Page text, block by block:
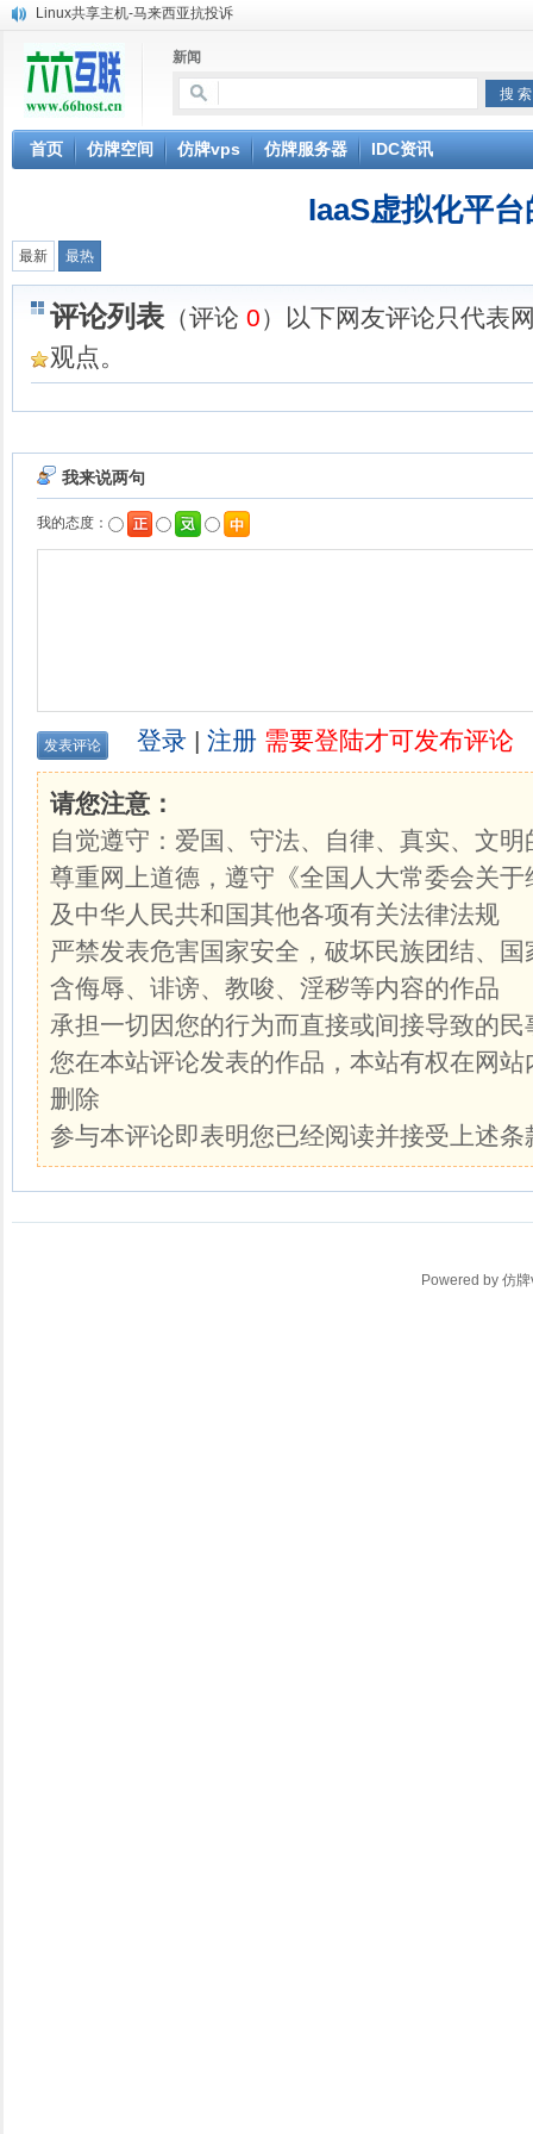
Linux共享主机-马来西亚抗投诉
仿牌VPS价格
仿牌服务器价格
Linux共享主机-荷兰仿牌空间
Linux共享主机-俄罗斯仿牌空间
美国VPS-仿牌外贸VPS抗投诉VPS独立服务器-linux系统,稳定SSD硬盘
美国仿牌VPS服务器magento虚拟主机网站空间外贸防投诉zencart
XEN平台美国仿牌VPS抗投诉VPS外贸zencart,magento-linux系统
美国荷兰抗投诉空间 仿牌空间 仿牌主机 不限品牌 仿牌VPS 服
新闻
首页 仿牌空间 仿牌vps 仿牌服务器 IDC资讯
IaaS虚拟化平
最新 最热
评论列表 （评论 0）以下网友评论只代表
观点。
我来说两句
我的态度：
登录 | 注册 需要登陆才可发布评论
请您注意：
自觉遵守：爱国、守法、自律、真实、文明
尊重网上道德，遵守《全国人大常委会关
及中华人民共和国其他各项有关法律法规
严禁发表危害国家安全，破坏民族团结、
含侮辱、诽谤、教唆、淫秽等内容的作品
承担一切因您的行为而直接或间接导致的
您在本站评论发表的作品，本站有权在网
删除
参与本评论即表明您已经阅读并接受上述条
Powered by 仿